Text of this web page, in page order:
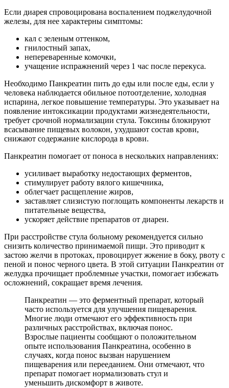
Если диарея спровоцирована воспалением поджелудочной
железы, для нее характерны симптомы:
кал с зеленым оттенком,
гнилостный запах,
непереваренные комочки,
учащение испражнений через 1 час после перекуса.
Необходимо Панкреатин пить до еды или после еды, если у
человека наблюдается обильное потоотделение, холодная
испарина, легкое повышение температуры. Это указывает на
появление интоксикации продуктами жизнедеятельности,
требует срочной нормализации стула. Токсины блокируют
всасывание пищевых волокон, ухудшают состав крови,
снижают содержание кислорода в крови.
Панкреатин помогает от поноса в нескольких направлениях:
усиливает выработку недостающих ферментов,
стимулирует работу вялого кишечника,
облегчает расщепление жиров,
заставляет слизистую поглощать компоненты лекарств и
питательные вещества,
ускоряет действие препаратов от диареи.
При расстройстве стула больному рекомендуется сильно
снизить количество принимаемой пищи. Это приводит к
застою желчи в протоках, провоцирует жжение в боку, рвоту с
пеной и понос черного цвета. В этой ситуации Панкреатин от
желудка прочищает проблемные участки, помогает избежать
осложнений, сокращает время лечения.
Панкреатин — это ферментный препарат, который
часто используется для улучшения пищеварения.
Многие люди отмечают его эффективность при
различных расстройствах, включая понос.
Взрослые пациенты сообщают о положительном
опыте использования Панкреатина, особенно в
случаях, когда понос вызван нарушением
пищеварения или перееданием. Они отмечают, что
препарат помогает нормализовать стул и
уменьшить дискомфорт в животе.